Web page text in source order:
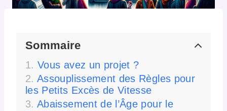
Sommaire
Vous avez un projet ?
Assouplissement des Règles pour
les Petits Excès de Vitesse
Abaissement de l’Âge pour le